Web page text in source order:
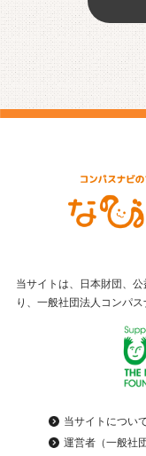
当サイトは、日本財団、
り、一般社団法人コンパス
当サイトについ
運営者（一般社